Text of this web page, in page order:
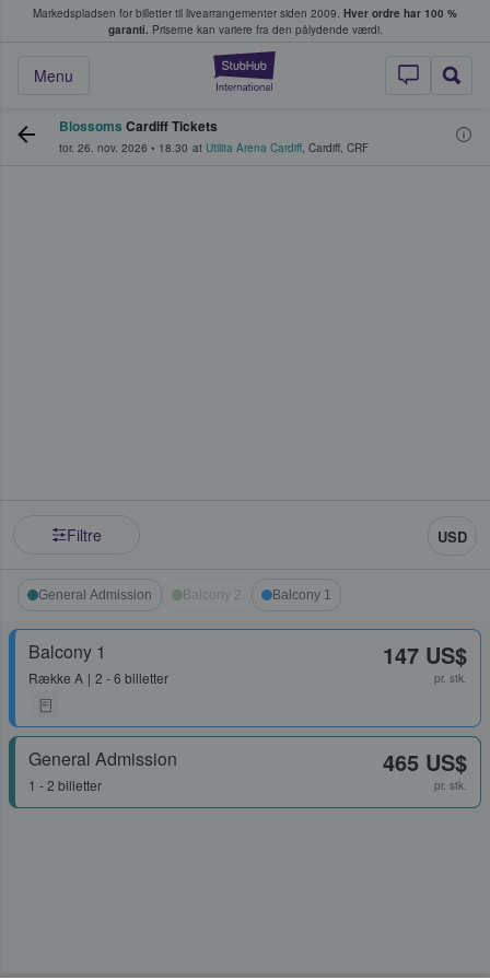
Markedspladsen for billetter til livearrangementer siden 2009. Hver ordre har 100 %
garanti. Priserne kan variere fra den pålydende værdi.
StubHub - Hvor
Menu
køber og sælger billetter
Blossoms Cardiff Tickets
tor. 26. nov. 2026 • 18.30 at Utilita Arena Cardiff, Cardiff, CRF
Filtre USD
General Admission Balcony 2 Balcony 1
Balcony 1
Række A 2 - 6 billetter
147 US$
pr. stk.
General Admission
1 - 2 billetter
465 US$
pr. stk.